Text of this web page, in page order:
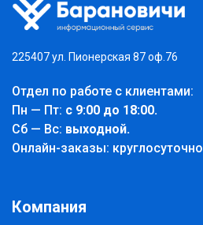
225407 ул. Пионерская 87 оф.76
Отдел по работе с клиентами:
Пн — Пт: с 9:00 до 18:00.
Cб — Вс: выходной.
Онлайн-заказы: круглосуточно
Компания